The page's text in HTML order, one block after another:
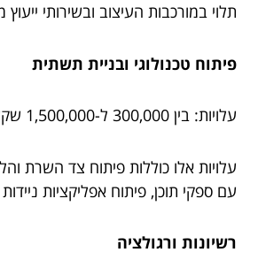
תלוי במורכבות העיצוב ובשירותי ייעוץ
פיתוח טכנולוגי ובניית תשתית
עלויות: בין 300,000 ל-1,500,000 שקלים
עלויות אלו כוללות פיתוח צד השרת
עם ספקי תוכן, פיתוח אפליקציות
רשיונות ורגולציה